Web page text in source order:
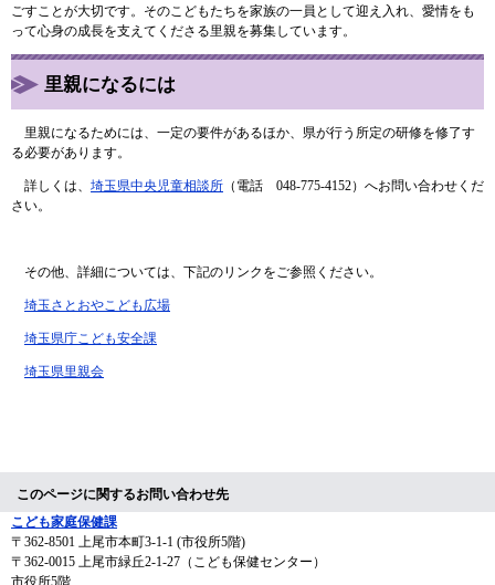
ごすことが大切です。そのこどもたちを家族の一員として迎え入れ、愛情をも
って心身の成長を支えてくださる里親を募集しています。
里親になるには
里親になるためには、一定の要件があるほか、県が行う所定の研修を修了す
る必要があります。
詳しくは、 埼玉県中央児童相談所 （電話 048-775-4152）へお問い合わせくだ
さい。
その他、詳細については、下記のリンクをご参照ください。
埼玉さとおやこども広場
埼玉県庁こども安全課
埼玉県里親会
このページに関するお問い合わせ先
こども家庭保健課
〒362-8501 上尾市本町3-1-1 (市役所5階)
〒362-0015 上尾市緑丘2-1-27（こども保健センター）
市役所5階